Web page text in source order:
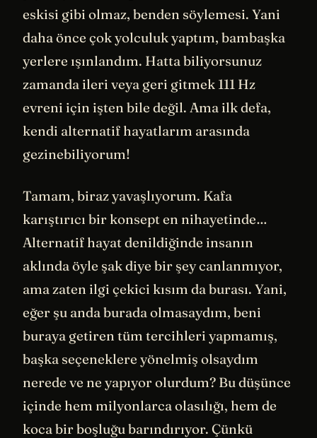
eskisi gibi olmaz, benden söylemesi. Yani
daha önce çok yolculuk yaptım, bambaşka
yerlere ışınlandım. Hatta biliyorsunuz
zamanda ileri veya geri gitmek 111 Hz
evreni için işten bile değil. Ama ilk defa,
kendi alternatif hayatlarım arasında
gezinebiliyorum!
Tamam, biraz yavaşlıyorum. Kafa
karıştırıcı bir konsept en nihayetinde…
Alternatif hayat denildiğinde insanın
aklında öyle şak diye bir şey canlanmıyor,
ama zaten ilgi çekici kısım da burası. Yani,
eğer şu anda burada olmasaydım, beni
buraya getiren tüm tercihleri yapmamış,
başka seçeneklere yönelmiş olsaydım
nerede ve ne yapıyor olurdum? Bu düşünce
içinde hem milyonlarca olasılığı, hem de
koca bir boşluğu barındırıyor. Çünkü